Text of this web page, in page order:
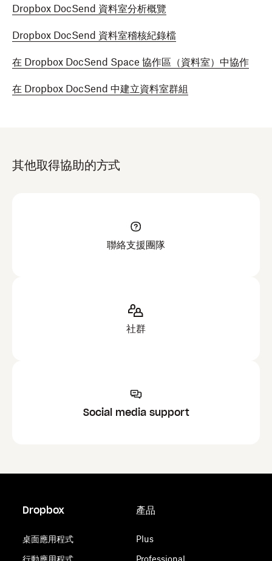
Dropbox DocSend 資料室分析概覽
Dropbox DocSend 資料室稽核紀錄檔
在 Dropbox DocSend Space 協作區（資料室）中協作
在 Dropbox DocSend 中建立資料室群組
其他取得協助的方式
聯絡支援團隊
社群
Social media support
Dropbox
桌面應用程式
行動應用程式
產品
Plus
Professional